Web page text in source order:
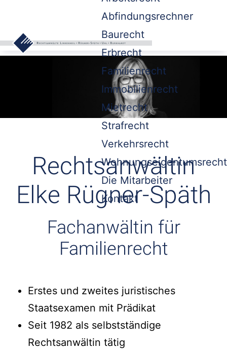
Abfindungsrechner
Baurecht
Erbrecht
Familienrecht
Immobilienrecht
Mietrecht
Strafrecht
Verkehrsrecht
Wohnungseigentumsrecht
Die Mitarbeiter
Kontakt
Rechtsanwältin
Elke Rügner-Späth
Fachanwältin für
Familienrecht
Erstes und zweites juristisches
Staatsexamen mit Prädikat
Seit 1982 als selbstständige
Rechtsanwältin tätig